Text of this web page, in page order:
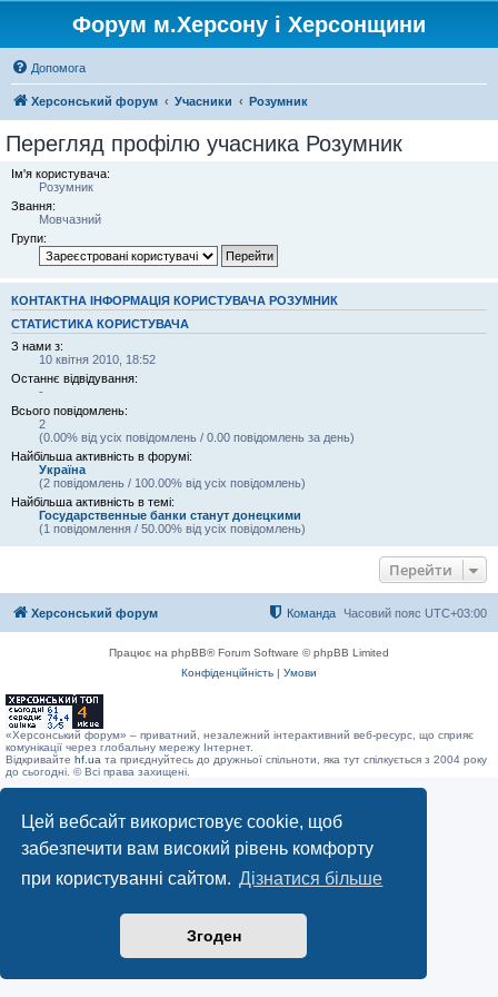
Цей вебсайт використовує cookie, щоб
забезпечити вам високий рівень комфорту
при користуванні сайтом. Дізнатися більше
Згоден
Форум м.Херсону і Херсонщини
Допомога
Херсонський форум Учасники Розумник
Перегляд профілю учасника Розумник
Ім'я користувача:
Розумник
Звання:
Мовчазний
Групи:
КОНТАКТНА ІНФОРМАЦІЯ КОРИСТУВАЧА РОЗУМНИК
СТАТИСТИКА КОРИСТУВАЧА
З нами з:
10 квітня 2010, 18:52
Останнє відвідування:
-
Всього повідомлень:
2
(0.00% від усіх повідомлень / 0.00 повідомлень за день)
Найбільша активність в форумі:
Україна
(2 повідомлень / 100.00% від усіх повідомлень)
Найбільша активність в темі:
Государственные банки станут донецкими
(1 повідомлення / 50.00% від усіх повідомлень)
Перейти
Херсонський форум Часовий пояс UTC+03:00
Команда
Працює на phpBB® Forum Software © phpBB Limited
Конфіденційність | Умови
«Херсонський форум» – приватний, незалежний інтерактивний веб-ресурс, що сприяє
комунікації через глобальну мережу Інтернет.
Відкривайте hf.ua та приєднуйтесь до дружньої спільноти, яка тут спілкується з 2004 року
до сьогодні. © Всі права захищені.